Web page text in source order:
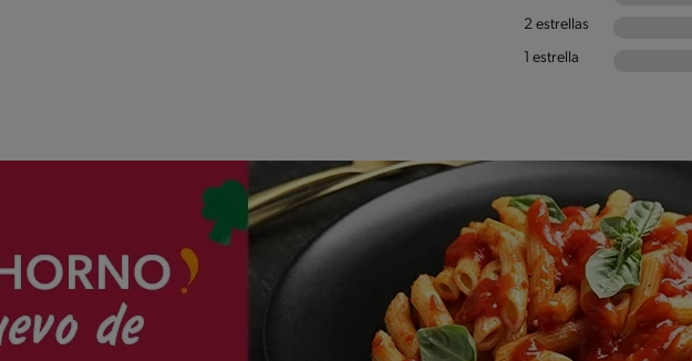
2 estrellas
1 estrella